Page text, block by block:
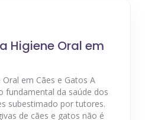
Higiene Oral em
em Cães e Gatos A
fundamental da saúde dos
subestimado por tutores.
de cães e gatos não é